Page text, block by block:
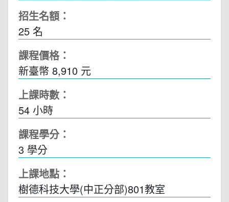
招生名額：
25 名
課程價格：
新臺幣 8,910 元
上課時數：
54 小時
課程學分：
3 學分
上課地點：
樹德科技大學(中正分部)801教室